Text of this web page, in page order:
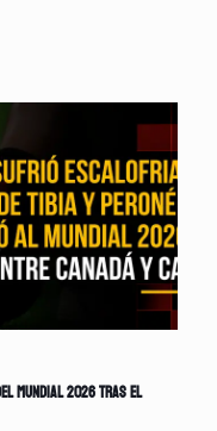
Mundial 2026 tras el